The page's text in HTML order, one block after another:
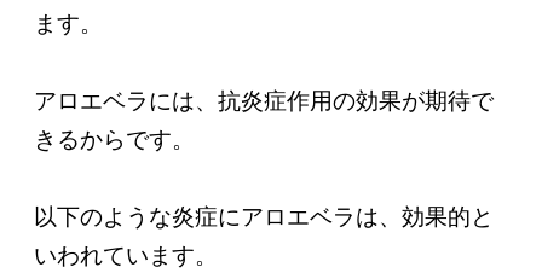
ます。
アロエベラには、抗炎症作用の効果が期待で
きるからです。
以下のような炎症にアロエベラは、効果的と
いわれています。